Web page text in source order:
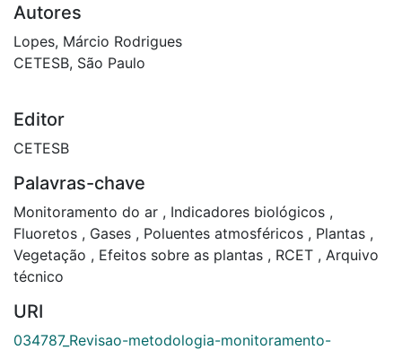
Autores
Lopes, Márcio Rodrigues
CETESB, São Paulo
Editor
CETESB
Palavras-chave
Monitoramento do ar , Indicadores biológicos ,
Fluoretos , Gases , Poluentes atmosféricos , Plantas ,
Vegetação , Efeitos sobre as plantas , RCET , Arquivo
técnico
URI
034787_Revisao-metodologia-monitoramento-